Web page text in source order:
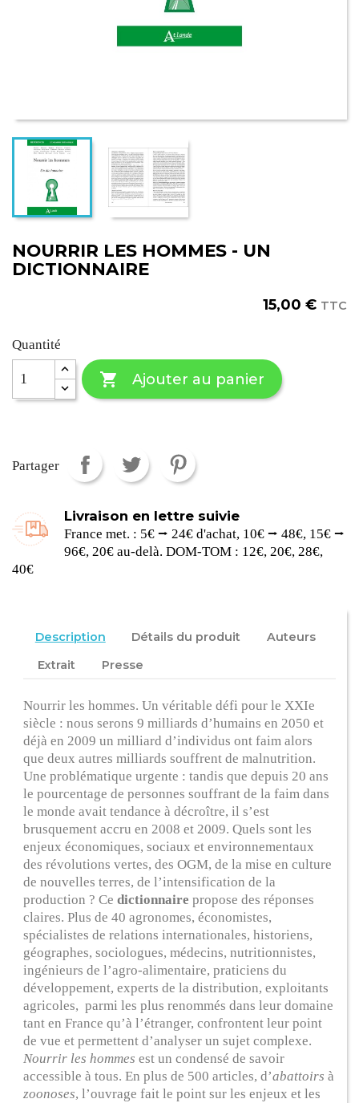
NOURRIR LES HOMMES - UN
DICTIONNAIRE
15,00 € TTC
Quantité
 Ajouter au panier
Partager
Livraison en lettre suivie
France met. : 5€ ⭢ 24€ d'achat, 10€ ⭢ 48€, 15€ ⭢
96€, 20€ au-delà. DOM-TOM : 12€, 20€, 28€,
40€
Description Détails du produit
Auteurs
Extrait
Presse
Nourrir les hommes. Un véritable défi pour le XXIe
siècle : nous serons 9 milliards d’humains en 2050 et
déjà en 2009 un milliard d’individus ont faim alors
que deux autres milliards souffrent de malnutrition.
Une problématique urgente : tandis que depuis 20 ans
le pourcentage de personnes souffrant de la faim dans
le monde avait tendance à décroître, il s’est
brusquement accru en 2008 et 2009. Quels sont les
enjeux économiques, sociaux et environnementaux
des révolutions vertes, des OGM, de la mise en culture
de nouvelles terres, de l’intensification de la
production ? Cedictionnairepropose des réponses
claires. Plus de 40 agronomes, économistes,
spécialistes de relations internationales, historiens,
géographes, sociologues, médecins, nutritionnistes,
ingénieurs de l’agro-alimentaire, praticiens du
développement, experts de la distribution, exploitants
agricoles, parmi les plus renommés dans leur domaine
tant en France qu’à l’étranger, confrontent leur point
de vue et permettent d’analyser un sujet complexe.
Nourrir les hommes est un condensé de savoir
accessible à tous. En plus de 500 articles, d’abattoirs à
zoonoses, l’ouvrage fait le point sur les enjeux et les